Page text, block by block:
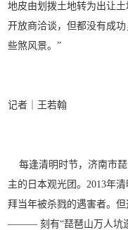
地皮由划拨土地转为出让
开放商洽谈，但都没有成
些煞风景。”
记者｜王若翰
每逢清明时节，济南市琵
主的日本观光团。2013年
拜当年被杀戮的遇害者。
——— 刻有“琵琶山万人坑